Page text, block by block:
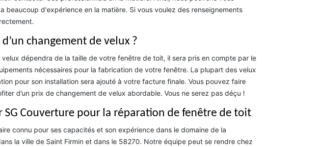
beaucoup d'expérience en la matière. Si vous voulez des renseignements
changement de velux ?
dépendra de la taille de votre fenêtre de toit, il sera pris en compte par le
nécessaires pour la fabrication de votre fenêtre. La plupart des velux
pour son installation sera ajouté à votre facture finale. Vous pouvez faire
d’un prix de changement de velux abordable. Vous ne serez pas déçu !
SG Couverture pour la réparation de fenêtre de toit
connu pour ses capacités et son expérience dans le domaine de la
la ville de Saint Firmin et dans le 58270. Notre équipe peut se rendre chez